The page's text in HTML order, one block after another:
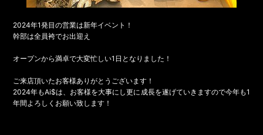
2024年1発目の営業は新年イベント！
幹部は全員袴でお出迎え
オープンから満卓で大変忙しい1日となりました！
ご来店頂いたお客様ありがとうございます！
2024年もAi$は、お客様を大事にし更に成長を遂げていきますので今年も1
年間よろしくお願い致します！